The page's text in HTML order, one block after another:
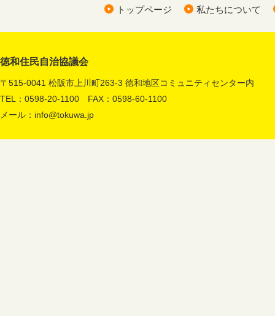
トップページ 私たちについて
徳和住民自治協議会
〒515-0041 松阪市上川町263-3 徳和地区コミュニティセンター内
TEL：0598-20-1100 FAX：0598-60-1100
メール： info@tokuwa.jp